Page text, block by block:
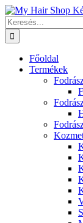
Kihagyás
Keresés...
Főoldal
Termékek